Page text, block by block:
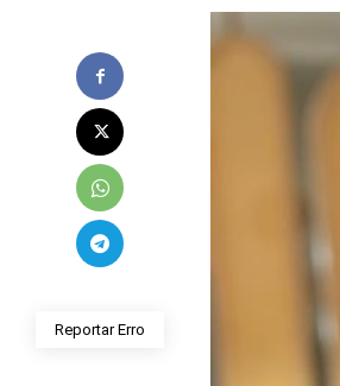
Reportar Erro